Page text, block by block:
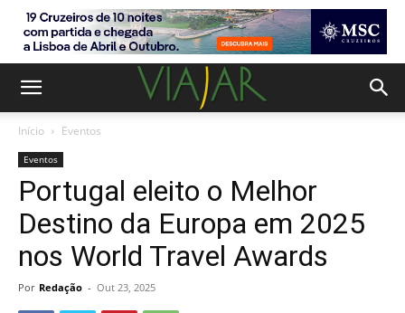
Início Eventos
Eventos
Portugal eleito o Melhor
Destino da Europa em 2025
nos World Travel Awards
Por Redação - Out 23, 2025